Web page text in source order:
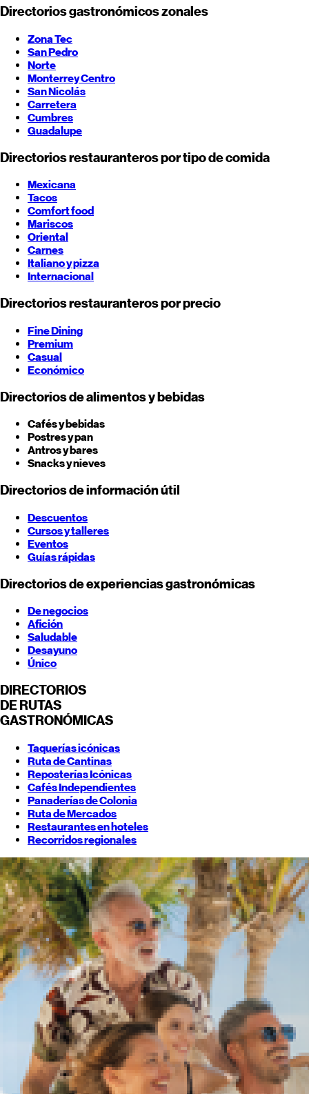
Directorios gastronómicos zonales
Zona Tec
San Pedro
Norte
MonterreyCentro
San Nicolás
Carretera
Cumbres
Guadalupe
Directorios restauranteros por tipo de comida
Mexicana
Tacos
Comfort food
Mariscos
Oriental
Carnes
Italiano y pizza
Internacional
Directorios restauranteros por precio
Fine Dining
Premium
Casual
Económico
Directorios de alimentos y bebidas
Cafés y bebidas
Postres y pan
Antros y bares
Snacks y nieves
Directorios de información útil
Descuentos
Cursos y talleres
Eventos
Guías rápidas
Directorios de experiencias gastronómicas
De negocios
Afición
Saludable
Desayuno
Único
DIRECTORIOS
DE RUTAS
GASTRONÓMICAS
Taquerías icónicas
Ruta de Cantinas
Reposterías Icónicas
Cafés Independientes
Panaderías de Colonia
Ruta de Mercados
Restaurantes en hoteles
Recorridos regionales